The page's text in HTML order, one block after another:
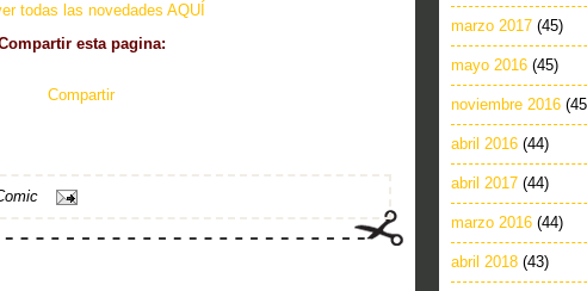
todas las novedades AQUÍ
esta pagina:
Compartir
marzo 2017 (45)
mayo 2016 (45)
noviembre 2016
abril 2016 (44)
abril 2017 (44)
marzo 2016 (44)
abril 2018 (43)